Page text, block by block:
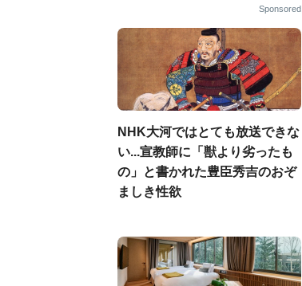
Sponsored
NHK大河ではとても放送できな
い...宣教師に「獣より劣ったも
の」と書かれた豊臣秀吉のおぞ
ましき性欲